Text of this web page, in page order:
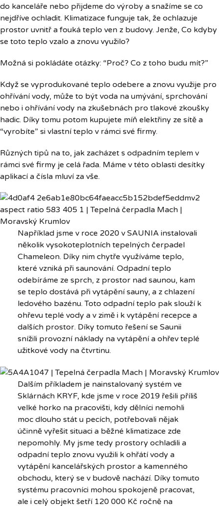
do kanceláře nebo přijdeme do výroby a snažíme se co
nejdříve ochladit. Klimatizace funguje tak, že ochlazuje
prostor uvnitř a fouká teplo ven z budovy. Jenže, Co kdyby
se toto teplo vzalo a znovu využilo?
Možná si pokládáte otázky: “Proč? Co z toho budu mít?”
Když se vyprodukované teplo odebere a znovu využije pro
ohřívání vody, může to být voda na umývání, sprchování
nebo i ohřívání vody na zkušebnách pro tlakové zkoušky
hadic. Díky tomu potom kupujete míň elektřiny ze sítě a
“vyrobíte” si vlastní teplo v rámci své firmy.
Různých tipů na to, jak zacházet s odpadním teplem v
rámci své firmy je celá řada. Máme v této oblasti desítky
aplikací a čísla mluví za vše.
Například jsme v roce 2020 v SAUNIA instalovali
několik vysokoteplotních tepelných čerpadel
Chameleon. Díky nim chytře využíváme teplo,
které vzniká při saunování. Odpadní teplo
odebíráme ze sprch, z prostor nad saunou, kam
se teplo dostává při vytápění sauny, a z chlazení
ledového bazénu. Toto odpadní teplo pak slouží k
ohřevu teplé vody a v zimě i k vytápění recepce a
dalších prostor. Díky tomuto řešení se Saunii
snížili provozní náklady na vytápění a ohřev teplé
užitkové vody na čtvrtinu.
Dalším příkladem je nainstalovaný systém ve
Sklárnách KRYF, kde jsme v roce 2019 řešili příliš
velké horko na pracovišti, kdy dělníci nemohli
moc dlouho stát u pecích, potřebovali nějak
účinně vyřešit situaci a běžné klimatizace zde
nepomohly. My jsme tedy prostory ochladili a
odpadní teplo znovu využili k ohřátí vody a
vytápění kancelářských prostor a kamenného
obchodu, který se v budově nachází. Díky tomuto
systému pracovníci mohou spokojeně pracovat,
ale i celý objekt šetří 120 000 Kč ročně na